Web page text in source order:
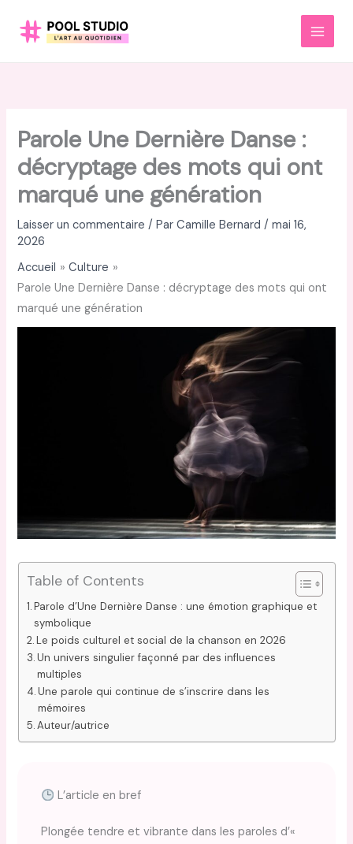
MAIN
Parole Une Dernière Danse :
décryptage des mots qui ont
marqué une génération
Laisser un commentaire / ParCamille Bernard/mai 16,
2026
Accueil
Culture
Parole Une Dernière Danse : décryptage des mots qui ont
marqué une génération
Table of Contents
Parole d’Une Dernière Danse : une émotion graphique et
symbolique
Le poids culturel et social de la chanson en 2026
Un univers singulier façonné par des influences
multiples
Une parole qui continue de s’inscrire dans les
mémoires
Auteur/autrice
L’article en bref
Plongée tendre et vibrante dans les paroles d’«